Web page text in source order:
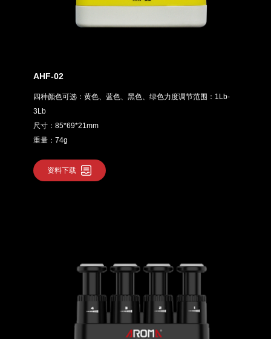
AHF-02
四种颜色可选：黄色、蓝色、黑色、绿色力度调节范围：1Lb-
3Lb
尺寸：85*69*21mm
重量：74g
资料下载